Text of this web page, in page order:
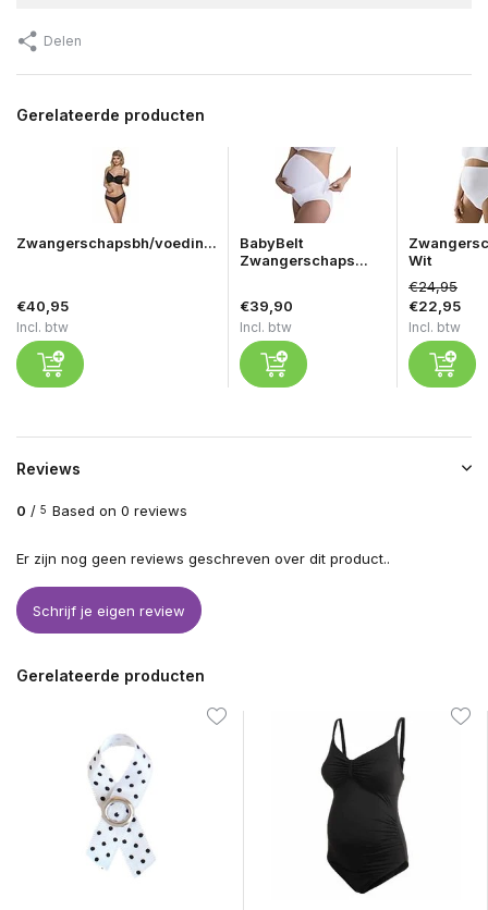
Delen
Gerelateerde producten
Zwangerschapsbh/voedin...
€40,95
Incl. btw
BabyBelt
Zwangerschaps...
€39,90
Incl. btw
Wit
€24,95
€22,95
Incl. btw
Reviews
0 / 5 Based on 0 reviews
Er zijn nog geen reviews geschreven over dit product..
Schrijf je eigen review
Gerelateerde producten